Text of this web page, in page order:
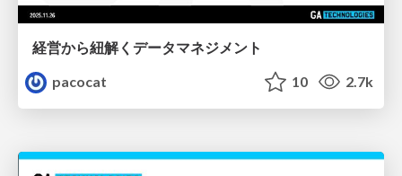
経営から紐解くデータマネジメント
pacocat
10 2.7k